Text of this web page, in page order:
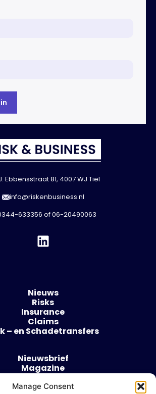
Manage Consent
Ebbensstraat 81, 4007 WJ Tiel
info@riskenbusiness.nl
633356 of06-20490063
Nieuws
Risks
Insurance
Claims
– en Schadetransfers
Nieuwsbrief
Magazine
Over